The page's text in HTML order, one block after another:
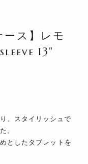
ース】レモ
13"
、スタイリッシュで
。
としたタブレットを